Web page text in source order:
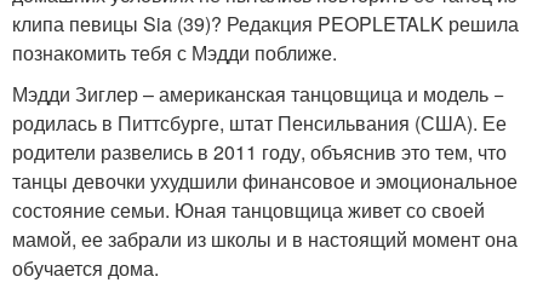
клипа певицы Sia (39)? Редакция PEOPLETALK решила
познакомить тебя с Мэдди поближе.
Мэдди Зиглер – американская танцовщица и модель −
родилась в Питтсбурге, штат Пенсильвания (США). Ее
родители развелись в 2011 году, объяснив это тем, что
танцы девочки ухудшили финансовое и эмоциональное
состояние семьи. Юная танцовщица живет со своей
мамой, ее забрали из школы и в настоящий момент она
обучается дома.